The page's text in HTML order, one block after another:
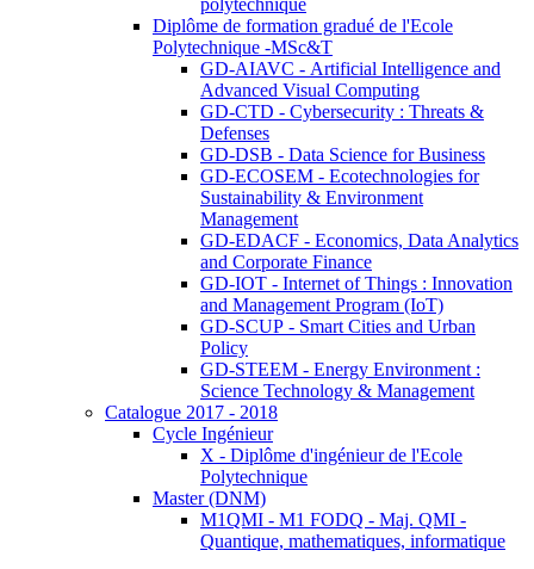
polytechnique
Diplôme de formation gradué de l'Ecole
Polytechnique -MSc&T
GD-AIAVC - Artificial Intelligence and
Advanced Visual Computing
GD-CTD - Cybersecurity : Threats &
Defenses
GD-DSB - Data Science for Business
GD-ECOSEM - Ecotechnologies for
Sustainability & Environment
Management
GD-EDACF - Economics, Data Analytics
and Corporate Finance
GD-IOT - Internet of Things : Innovation
and Management Program (IoT)
GD-SCUP - Smart Cities and Urban
Policy
GD-STEEM - Energy Environment :
Science Technology & Management
Catalogue 2017 - 2018
Cycle Ingénieur
X - Diplôme d'ingénieur de l'Ecole
Polytechnique
Master (DNM)
M1QMI - M1 FODQ - Maj. QMI -
Quantique, mathematiques, informatique